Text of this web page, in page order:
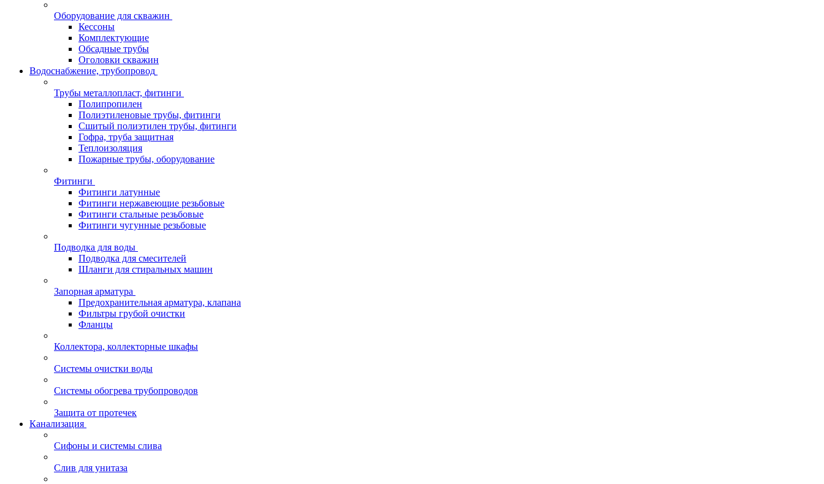
Оборудование для скважин
Кессоны
Комплектующие
Обсадные трубы
Оголовки скважин
Водоснабжение, трубопровод
Трубы металлопласт, фитинги
Полипропилен
Полиэтиленовые трубы, фитинги
Сшитый полиэтилен трубы, фитинги
Гофра, труба защитная
Теплоизоляция
Пожарные трубы, оборудование
Фитинги
Фитинги латунные
Фитинги нержавеющие резьбовые
Фитинги стальные резьбовые
Фитинги чугунные резьбовые
Подводка для воды
Подводка для смесителей
Шланги для стиральных машин
Запорная арматура
Предохранительная арматура, клапана
Фильтры грубой очистки
Фланцы
Коллектора, коллекторные шкафы
Системы очистки воды
Системы обогрева трубопроводов
Защита от протечек
Канализация
Сифоны и системы слива
Слив для унитаза